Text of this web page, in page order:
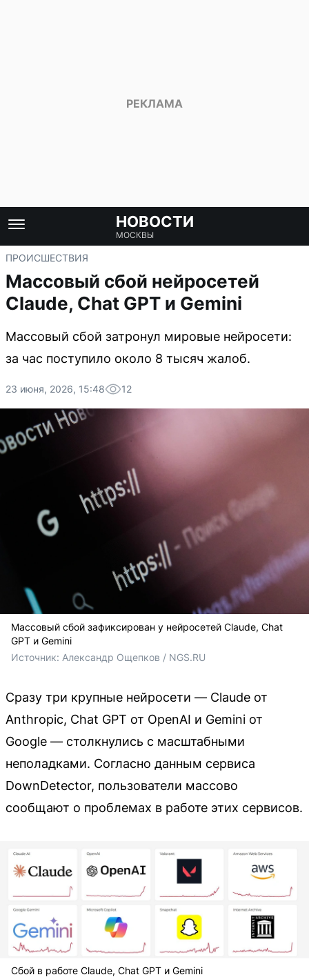
НОВОСТИ
МОСКВЫ
ПРОИСШЕСТВИЯ
Массовый сбой нейросетей
Claude, Chat GPT и Gemini
Массовый сбой затронул мировые нейросети:
за час поступило около 8 тысяч жалоб.
23 июня, 2026, 15:48 12
Массовый сбой зафиксирован у нейросетей Claude, Chat
GPT и Gemini
Источник: Александр Ощепков / NGS.RU
Сразу три крупные нейросети — Claude от
Anthropic, Chat GPT от OpenAI и Gemini от
Google — столкнулись с масштабными
неполадками. Согласно данным сервиса
DownDetector, пользователи массово
сообщают о проблемах в работе этих сервисов.
Сбой в работе Claude, Chat GPT и Gemini